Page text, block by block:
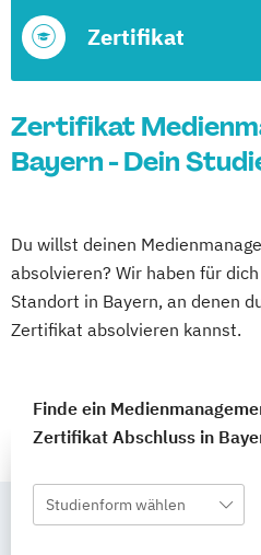
Zertifikat
Zertifikat
Bayern - Dein
Du willst deinen
absolvieren? Wir haben für
Standort in Bayern, an denen
Zertifikat absolvieren kannst.
Finde ein
Zertifikat Abschluss in
Studienform wählen